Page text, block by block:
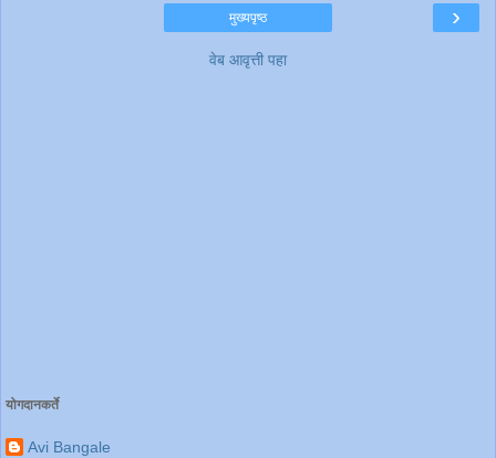
›
मुख्यपृष्ठ
वेब आवृत्ती पहा
योगदानकर्ते
Avi Bangale